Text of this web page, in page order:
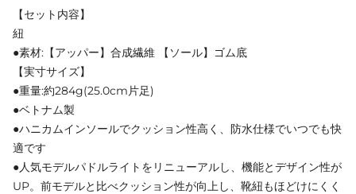
【セット内容】
紐
●素材:【アッパー】合成繊維 【ソール】ゴム底
【実寸サイズ】
●重量:約284g(25.0cm片足)
●ベトナム製
●ハニカムインソールでクッション性高く、防水仕様でいつでも快
適です
●人気モデルパドルライトをリニューアルし、機能とデザイン性が
UP。前モデルと比べクッション性が向上し、靴紐もほどけにくく